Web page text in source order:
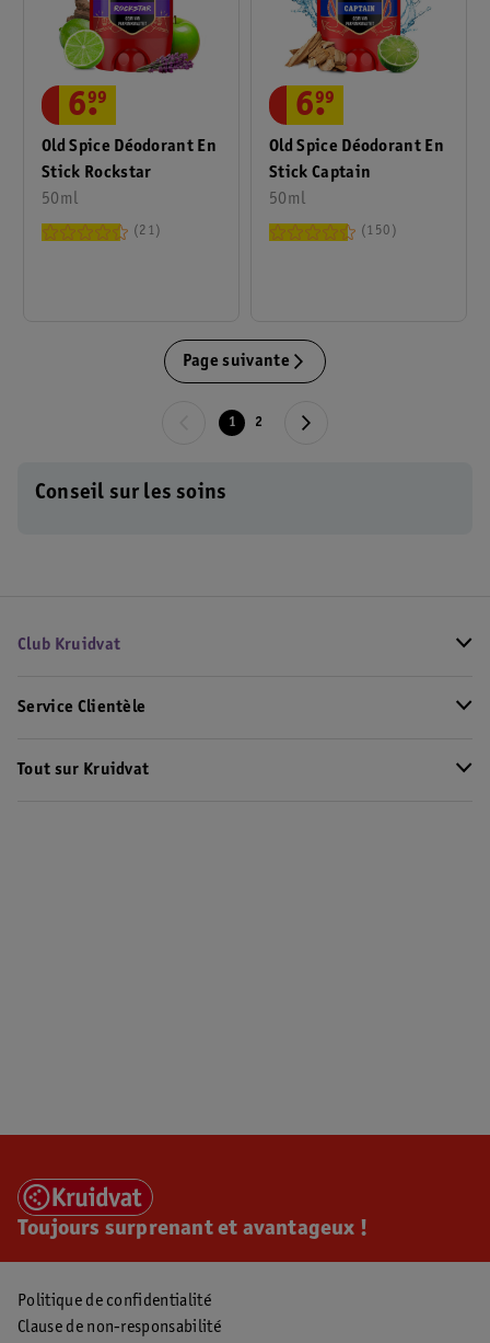
Old Spice Déodorant En
Stick Rockstar
50ml
6.
99
21
Old Spice Déodorant En
Stick Captain
50ml
6.
99
150
Page suivante
1 2
Conseil sur les soins
Club Kruidvat
Service Clientèle
Tout sur Kruidvat
Toujours surprenant et avantageux !
Politique de confidentialité
Clause de non-responsabilité